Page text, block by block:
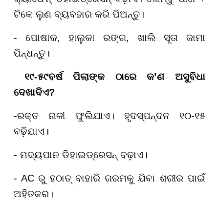
ଟିକେ ଲୁଣ ବ୍ୟବହାର କରି ପିଅନ୍ତୁ।
- ପୋଷାକ, ହାଲୁକା ରଙ୍ଗ, ଖାଲି ସୂତା ଜାମା
ପିନ୍ଧନ୍ତୁ।
୧୯-୫୯ବର୍ଷ ପିଲାଙ୍କ ଠାରେ କ’ଣ ଅସୁବିଧା
ଦେଖାଦିଏ?
-ରକ୍ତ ନାଳୀ ଫୁଲିଯାଏ। ହୃଦସ୍ପନ୍ଦନ ୧୦-୧୫
ବଢ଼ିଯାଏ।
- ମଦ୍ୟପାନ ଡିହାଇଡ୍ରେସନ୍ ବଢ଼ାଏ।
- AC ରୁ ହଠାତ୍ ବାହାରି ଗରମକୁ ଯିବା ଶରୀର ପାଇଁ
ଅହିତକର।